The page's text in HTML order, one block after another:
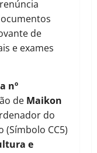
de
e exames
nº
de Maikon
do
CC5)
e